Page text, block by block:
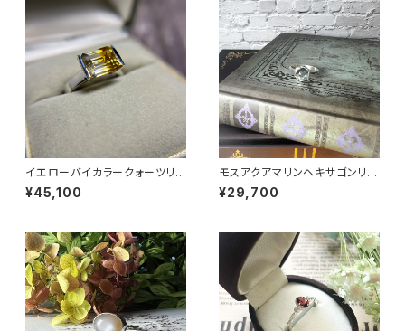
イエローバイカラークォーツリン
グ RG25-260
¥45,100
モスアクアマリンヘキサゴンリン
グ RG25-257
¥29,700